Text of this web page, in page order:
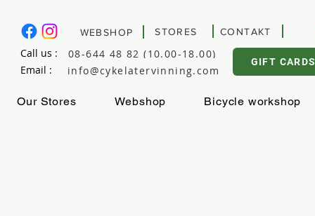
WEBSHOP STORES CONTAKT
Email : info@cykelatervinning.com
GIFT CARDS
08-644 48 82 (10.00-18.00)
Call us :
Our Stores Webshop Bicycle workshop